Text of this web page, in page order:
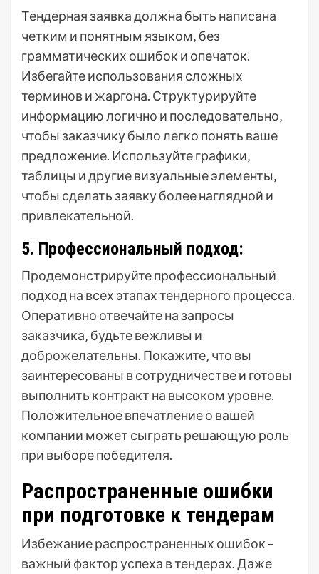
Тендерная заявка должна быть написана
четким и понятным языком‚ без
грамматических ошибок и опечаток.
Избегайте использования сложных
терминов и жаргона. Структурируйте
информацию логично и последовательно‚
чтобы заказчику было легко понять ваше
предложение. Используйте графики‚
таблицы и другие визуальные элементы‚
чтобы сделать заявку более наглядной и
привлекательной.
5. Профессиональный подход:
Продемонстрируйте профессиональный
подход на всех этапах тендерного процесса.
Оперативно отвечайте на запросы
заказчика‚ будьте вежливы и
доброжелательны. Покажите‚ что вы
заинтересованы в сотрудничестве и готовы
выполнить контракт на высоком уровне.
Положительное впечатление о вашей
компании может сыграть решающую роль
при выборе победителя.
Распространенные ошибки
при подготовке к тендерам
Избежание распространенных ошибок –
важный фактор успеха в тендерах. Даже